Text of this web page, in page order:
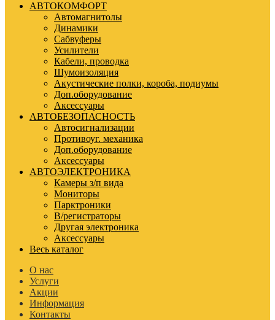
АВТОКОМФОРТ
Автомагнитолы
Динамики
Сабвуферы
Усилители
Кабели, проводка
Шумоизоляция
Акустические полки, короба, подиумы
Доп.оборудование
Аксессуары
АВТОБЕЗОПАСНОСТЬ
Автосигнализации
Противоуг. механика
Доп.оборудование
Аксессуары
АВТОЭЛЕКТРОНИКА
Камеры з/п вида
Мониторы
Парктроники
В/регистраторы
Другая электроника
Аксессуары
Весь каталог
О нас
Услуги
Акции
Информация
Контакты